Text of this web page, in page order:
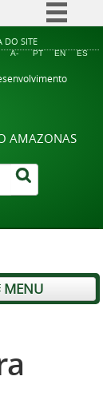
DO SITE
A- PT EN ES
AMAZONAS
MENU